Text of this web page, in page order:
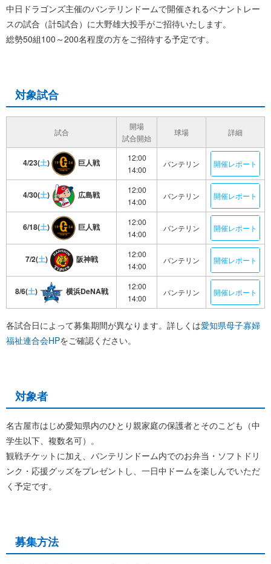
中日ドラゴンズ主催のバンテリンドームで開催されるペナントレー
スの試合（計5試合）に大野雄大投手がご招待いたします。
総勢50組100～200名程度の方をご招待する予定です。
対象試合
試合
開場
試合開始
球場 詳細
4/23(土) 巨人戦
12:00
14:00
バンテリン 開催レポート
4/30(土) 広島戦
12:00
14:00
バンテリン 開催レポート
6/18(土) 巨人戦
12:00
14:00
バンテリン 開催レポート
7/2(土) 阪神戦
12:00
14:00
バンテリン 開催レポート
8/6(土) 横浜DeNA戦
12:00
14:00
バンテリン 開催レポート
各試合日によって募集期間が異なります。詳しくは愛知県母子寡婦
福祉連合会HPをご確認ください。
対象者
名古屋市はじめ愛知県内のひとり親家庭の保護者とそのこども（中
学生以下、複数名可）。
観戦チケットに加え、バンテリンドーム内でのお弁当・ソフトドリ
ンク・応援グッズをプレゼントし、一日中ドームを楽しんでいただ
く予定です。
募集方法